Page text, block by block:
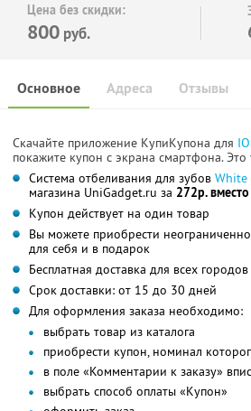
Цена без скидки:
800 руб.
Основное Отзывы
Адреса
Скачайте приложение КупиКупона для
покажите купон с экрана смартфона.
Система отбеливания для зубов
магазина UniGadget.ru за 272р.
Купон действует на один товар
Вы можете приобрести
для себя и в подарок
Бесплатная доставка для всех
Срок доставки: от 15 до 30 дней
Для оформления заказа необходимо:
выбрать товар из каталога
приобрести купон, номинал
в поле «Комментарии к заказу»
выбрать способ оплаты «Купон»